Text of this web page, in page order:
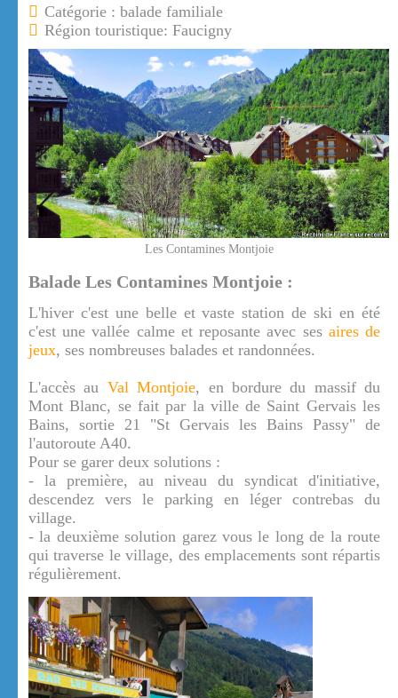
Catégorie : balade familiale
Région touristique: Faucigny
Les Contamines Montjoie
Balade Les Contamines Montjoie :
L'hiver c'est une belle et vaste station de ski en été
c'est une vallée calme et reposante avec ses aires de
jeux, ses nombreuses balades et randonnées.
L'accès au Val Montjoie, en bordure du massif du
Mont Blanc, se fait par la ville de Saint Gervais les
Bains, sortie 21 "St Gervais les Bains Passy" de
l'autoroute A40.
Pour se garer deux solutions :
- la première, au niveau du syndicat d'initiative,
descendez vers le parking en léger contrebas du
village.
- la deuxième solution garez vous le long de la route
qui traverse le village, des emplacements sont répartis
régulièrement.